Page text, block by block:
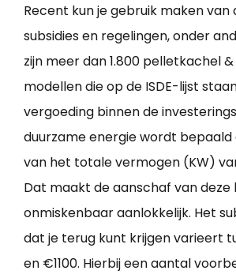
Recent kun je gebruik maken van
subsidies en regelingen, onder
zijn meer dan 1.800 pelletkachel
modellen die op de ISDE-lijst
vergoeding binnen de
duurzame energie wordt bepaald
van het totale vermogen (KW)
Dat maakt de aanschaf van deze
onmiskenbaar aanlokkelijk. Het
dat je terug kunt krijgen varieert
en €1100. Hierbij een aantal